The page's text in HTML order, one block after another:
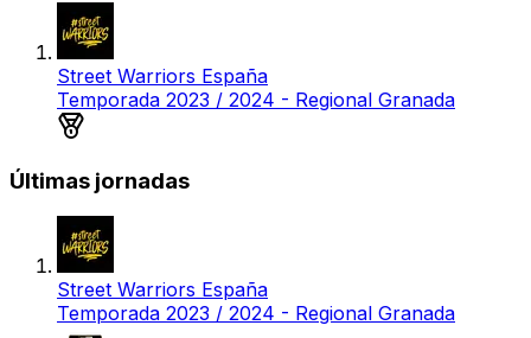
Street Warriors España
Temporada 2023 / 2024 - Regional Granada
Últimas jornadas
Street Warriors España
Temporada 2023 / 2024 - Regional Granada